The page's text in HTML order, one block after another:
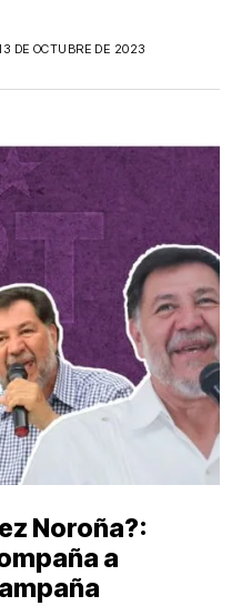
DE OCTUBRE DE 2023
Noroña?:
a